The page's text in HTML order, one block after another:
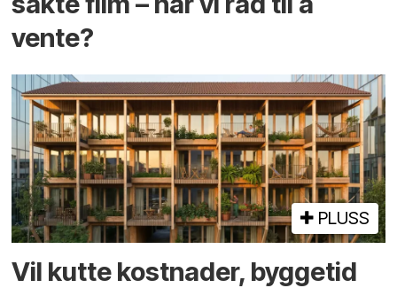
vente?
PLUSS
Vil kutte kostnader, byggetid